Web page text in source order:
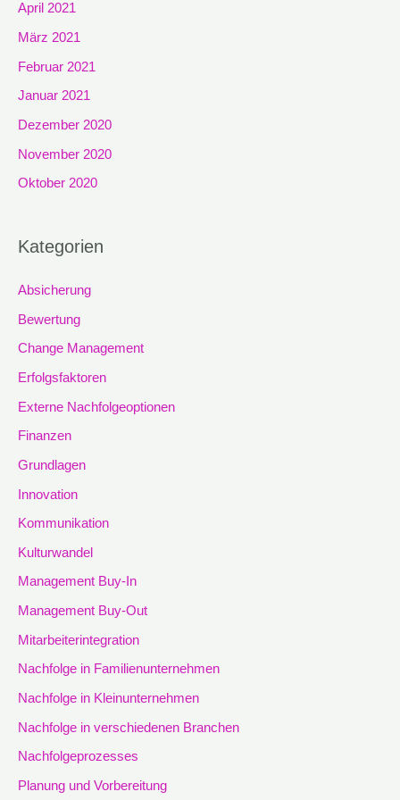
April 2021
März 2021
Februar 2021
Januar 2021
Dezember 2020
November 2020
Oktober 2020
Kategorien
Absicherung
Bewertung
Change Management
Erfolgsfaktoren
Externe Nachfolgeoptionen
Finanzen
Grundlagen
Innovation
Kommunikation
Kulturwandel
Management Buy-In
Management Buy-Out
Mitarbeiterintegration
Nachfolge in Familienunternehmen
Nachfolge in Kleinunternehmen
Nachfolge in verschiedenen Branchen
Nachfolgeprozesses
Planung und Vorbereitung